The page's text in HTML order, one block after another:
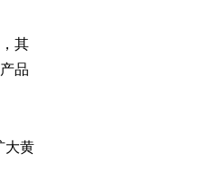
其
品
大黄